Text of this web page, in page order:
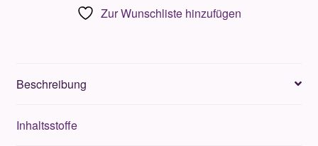
Zur Wunschliste hinzufügen
Beschreibung
Inhaltsstoffe